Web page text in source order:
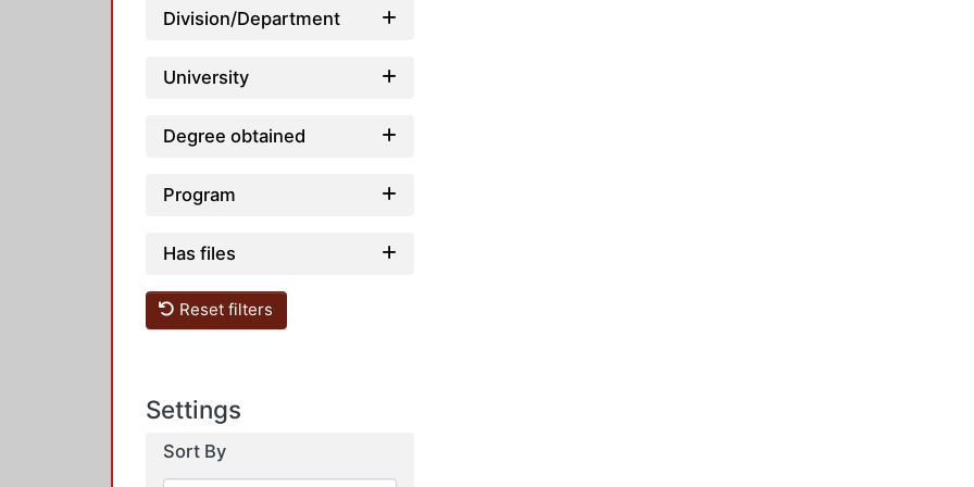
Division/Department
University
Degree obtained
Program
Has files
Reset filters
Settings
Sort By